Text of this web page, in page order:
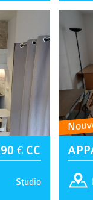
€ CC
Studio